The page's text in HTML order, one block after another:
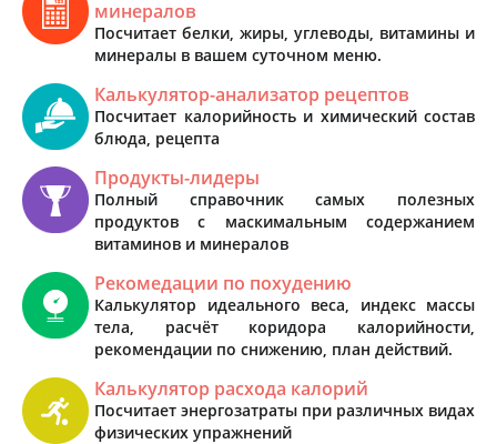
минералов
Посчитает белки, жиры, углеводы, витамины и
минералы в вашем суточном меню.
Калькулятор-анализатор рецептов
Посчитает калорийность и химический состав
блюда, рецепта
Продукты-лидеры
Полный справочник самых полезных
продуктов с маскимальным содержанием
витаминов и минералов
Рекомедации по похудению
Калькулятор идеального веса, индекс массы
тела, расчёт коридора калорийности,
рекомендации по снижению, план действий.
Калькулятор расхода калорий
Посчитает энергозатраты при различных видах
физических упражнений